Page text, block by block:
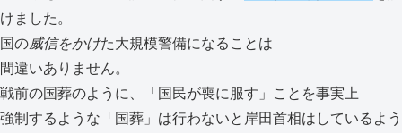
けました。
国の威信をかけた大規模警備になることは
間違いありません。
戦前の国葬のように、「国民が喪に服す」ことを事実上
強制するような「国葬」は行わないと岸田首相はしているよう